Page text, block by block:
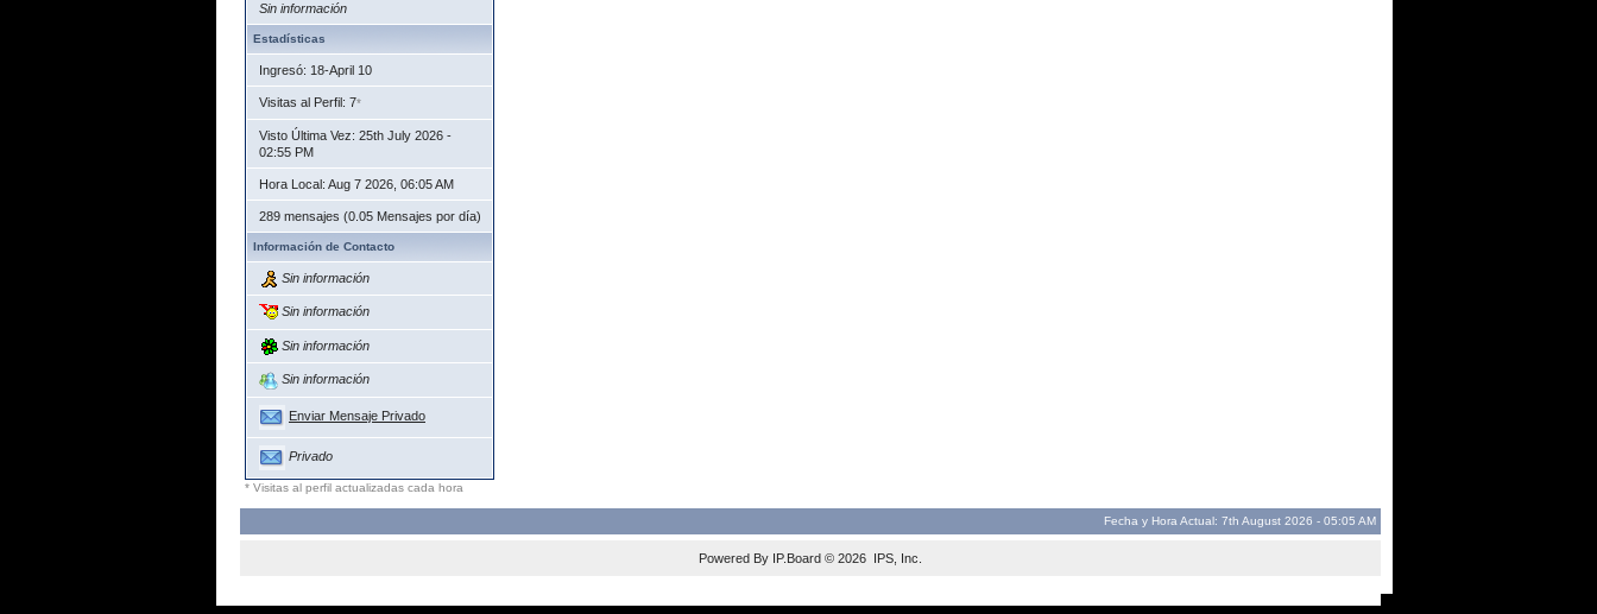
Sin información
Estadísticas
Ingresó: 18-April 10
Visitas al Perfil: 7*
Visto Última Vez: 25th July 2026 -
02:55 PM
Hora Local: Aug 7 2026, 06:05 AM
289 mensajes (0.05 Mensajes por día)
Información de Contacto
Sin información
Sin información
Sin información
Sin información
Enviar Mensaje Privado
Privado
* Visitas al perfil actualizadas cada hora
Fecha y Hora Actual: 7th August 2026 - 05:05 AM
Powered By IP.Board © 2026 IPS, Inc